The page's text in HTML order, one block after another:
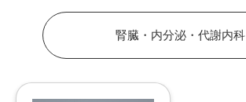
腎臓・内分泌・代謝内科